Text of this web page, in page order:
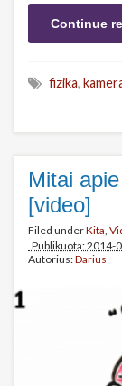
Continue
fizika,
Mitai
[video]
Filed underKita
Publikuota: 2014-
Autorius:Darius